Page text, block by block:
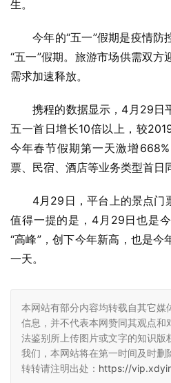
生。
今年的“五一”假期是疫情
“五一”假期。旅游市场供需双
需求加速释放。
携程的数据显示，4月29日
五一首日增长10倍以上，较
今年春节假期第一天激增
票、民宿、酒店等业务类型首日
4月29日，平台上的景点门
值得一提的是，4月29日也是
“高峰”，创下今年新高，也是
一天。
本网站有部分内容均转载自其它媒
信息，并不代表本网赞同其观点和
法鉴别所上传图片或文字的知识版
我们，本网站将在第一时间及时删
转转请注明出处： https://